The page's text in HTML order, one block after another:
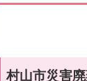
村山市災害